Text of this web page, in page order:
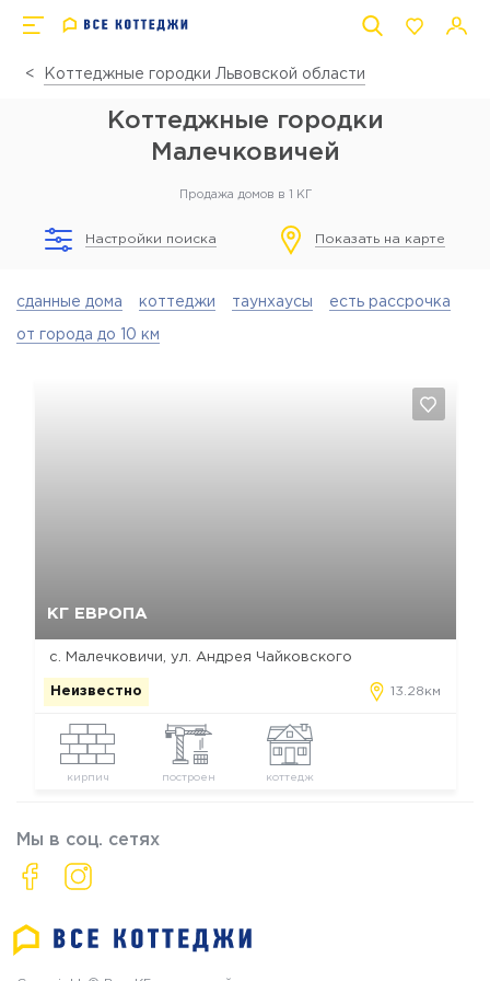
Коттеджные городки Львовской области
Коттеджные городки
Малечковичей
Продажа домов в 1 КГ
Настройки поиска Показать на карте
сданные дома коттеджи таунхаусы есть рассрочка
от города до 10 км
КГ ЕВРОПА
с. Малечковичи, ул. Андрея Чайковского
Неизвестно 13.28км
кирпич построен коттедж
Мы в соц. сетях